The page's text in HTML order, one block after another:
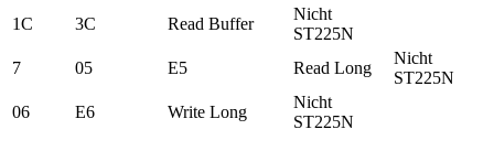
1C
3C Read Buffer
Nicht
ST225N
7
05 E5 Read Long
Nicht
ST225N
06
E6 Write Long
Nicht
ST225N